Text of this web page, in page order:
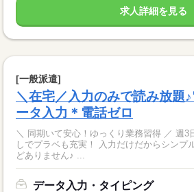
求人詳細を見る
[一般派遣]
＼在宅／入力のみで読み放題
ータ入力＊電話ゼロ
＼ 同期いて安心！ゆっくり業務習得 ／ 週3日在宅勤務OK◎ 残業な
しでプラベも充実！ 入力だけだからシンプル＊ 覚えることもほとん
どありません♪ ...
データ入力・タイピング